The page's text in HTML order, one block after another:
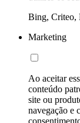
Bing, Criteo,
Marketing
Ao aceitar
conteúdo
site ou
navegação e